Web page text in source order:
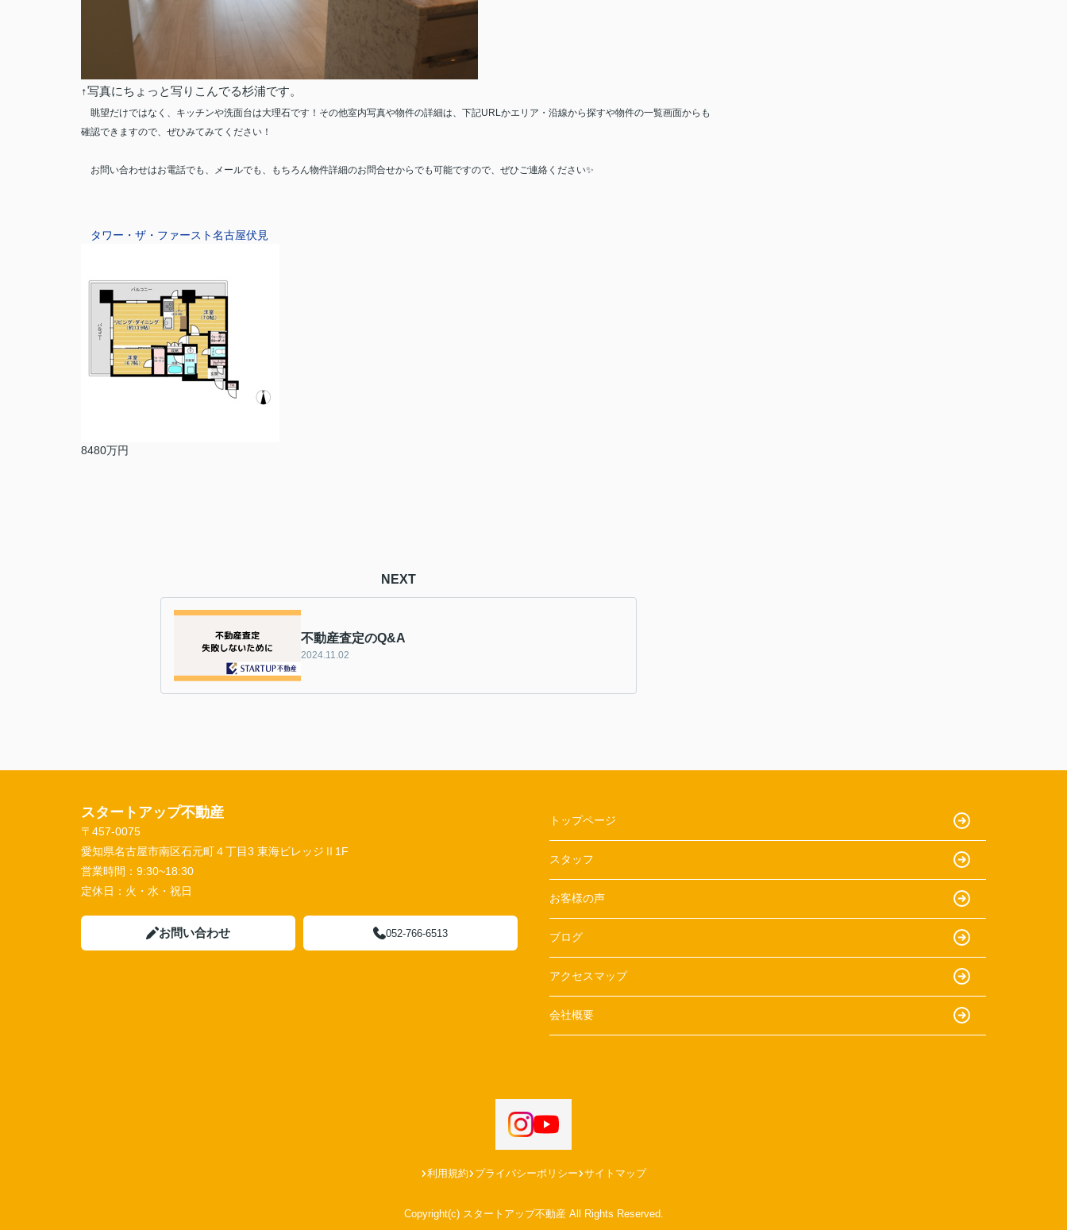
↑写真にちょっと写りこんでる杉浦です。
眺望だけではなく、キッチンや洗面台は大理石です！その他室内写真や物件の詳細は、下記URLかエリア・沿線から探すや物件の一覧画面からも
確認できますので、ぜひみてみてください！
お問い合わせはお電話でも、メールでも、もちろん物件詳細のお問合せからでも可能ですので、ぜひご連絡ください✨
タワー・ザ・ファースト名古屋伏見
8480万円
NEXT
不動産査定のQ&A
2024.11.02
スタートアップ不動産
〒457-0075
愛知県名古屋市南区石元町４丁目3 東海ビレッジⅡ1F
営業時間： 9:30~18:30
定休日： 火・水・祝日
お問い合わせ 052-766-6513
トップページ
スタッフ
お客様の声
ブログ
アクセスマップ
会社概要
利用規約 プライバシーポリシー サイトマップ
Copyright(c) スタートアップ不動産 All Rights Reserved.